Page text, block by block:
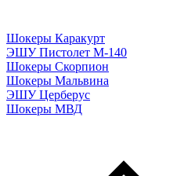
Шокеры Каракурт
ЭШУ Пистолет М-140
Шокеры Скорпион
Шокеры Мальвина
ЭШУ Церберус
Шокеры МВД